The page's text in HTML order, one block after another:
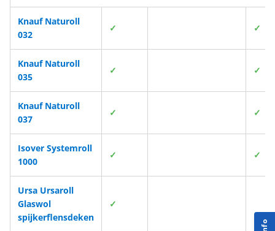
Knauf Naturoll
032
✓ ✓
Knauf Naturoll
035
✓ ✓
Knauf Naturoll
037
✓ ✓
Isover Systemroll
1000
✓ ✓
Ursa Ursaroll
Glaswol
spijkerflensdeken
✓